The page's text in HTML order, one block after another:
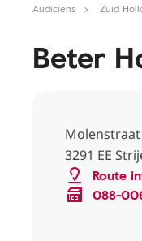
Audiciens Zuid
Beter
3291 EE
Route
088-